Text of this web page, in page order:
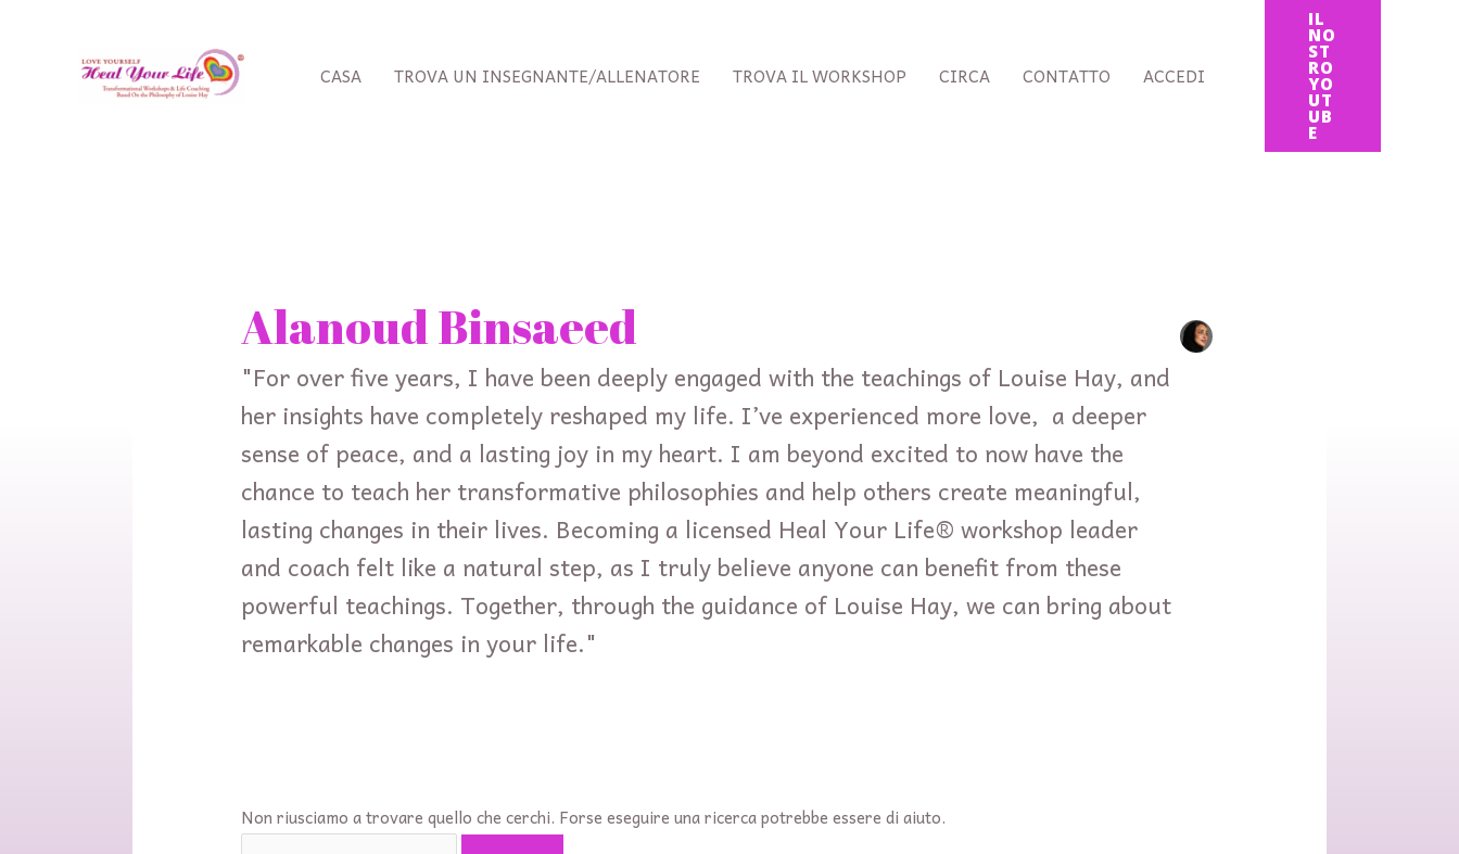
CASA TROVA UN INSEGNANTE/ALLENATORE TROVA IL WORKSHOP CIRCA CONTATTO ACCEDI
IL
NO
ST
RO
YO
UT
UB
E
Alanoud Binsaeed
"For over five years, I have been deeply engaged with the teachings of Louise Hay, and
her insights have completely reshaped my life. I’ve experienced more love, a deeper
sense of peace, and a lasting joy in my heart. I am beyond excited to now have the
chance to teach her transformative philosophies and help others create meaningful,
lasting changes in their lives. Becoming a licensed Heal Your Life® workshop leader
and coach felt like a natural step, as I truly believe anyone can benefit from these
powerful teachings. Together, through the guidance of Louise Hay, we can bring about
remarkable changes in your life."
Non riusciamo a trovare quello che cerchi. Forse eseguire una ricerca potrebbe essere di aiuto.